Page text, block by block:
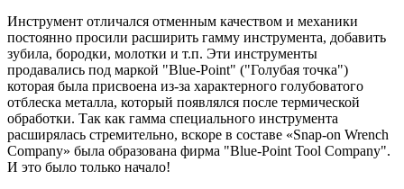
Инструмент отличался отменным качеством и механики
постоянно просили расширить гамму инструмента, добавить
зубила, бородки, молотки и т.п. Эти инструменты
продавались под маркой "Blue-Point" ("Голубая точка")
которая была присвоена из-за характерного голубоватого
отблеска металла, который появлялся после термической
обработки. Так как гамма специального инструмента
расширялась стремительно, вскоре в составе «Snap-on Wrench
Company» была образована фирма "Blue-Point Tool Company".
И это было только начало!